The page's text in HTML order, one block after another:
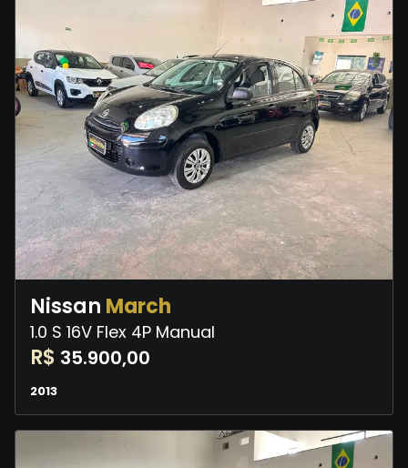
Nissan March
1.0 S 16V Flex 4P Manual
R$ 35.900,00
2013